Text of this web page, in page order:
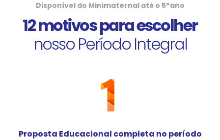
Disponível do Minimaternal até o 5°ano
12 motivos para escolher
nosso Período Integral
Proposta Educacional completa no período